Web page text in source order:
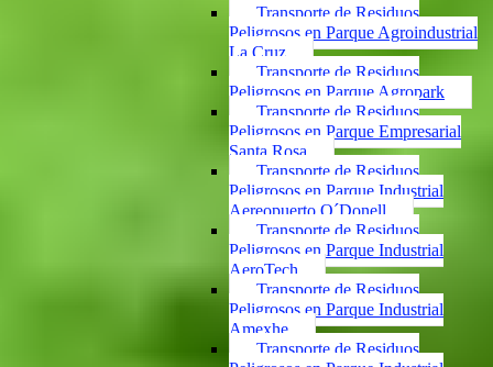
Transporte de Residuos
Peligrosos en Parque Agroindustrial
La Cruz
Transporte de Residuos
Peligrosos en Parque Agropark
Transporte de Residuos
Peligrosos en Parque Empresarial
Santa Rosa
Transporte de Residuos
Peligrosos en Parque Industrial
Aereopuerto O´Donell
Transporte de Residuos
Peligrosos en Parque Industrial
AeroTech
Transporte de Residuos
Peligrosos en Parque Industrial
Amexhe
Transporte de Residuos